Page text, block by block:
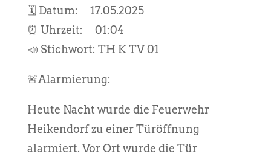
🗓️ Datum: 17.05.2025
⏰ Uhrzeit: 01:04
📣 Stichwort: TH K TV 01
🚨Alarmierung:
Heute Nacht wurde die Feuerwehr
Heikendorf zu einer Türöffnung
alarmiert. Vor Ort wurde die Tür